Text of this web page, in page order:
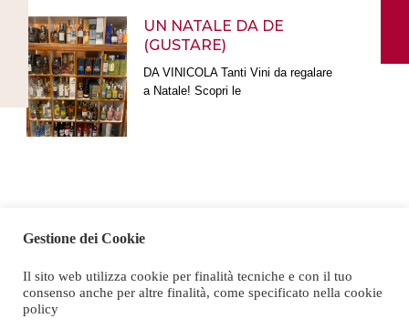
UN NATALE DA DE
(GUSTARE)
DA VINICOLA Tanti Vini da regalare
a Natale! Scopri le
Chiamaci e fai il tuo ordine
Gestione dei Cookie
Il sito web utilizza cookie per finalità tecniche e con il tuo
consenso anche per altre finalità, come specificato nella cookie
policy